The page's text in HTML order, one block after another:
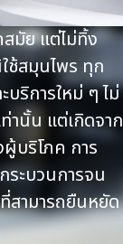
มัย แต่ไม่ทิ้ง
ช้สมุนไพร ทุก
ริการใหม่ ๆ ไม่
านั้น แต่เกิดจาก
บริโภค การ
ระบวนการจน
สามารถยืนหยัด